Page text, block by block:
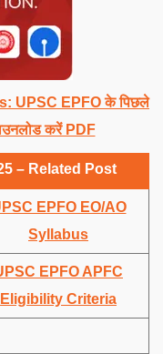
UPSC EPFO के पिछले
करें PDF
– Related Post
EPFO EO/AO
Syllabus
EPFO APFC
Eligibility Criteria